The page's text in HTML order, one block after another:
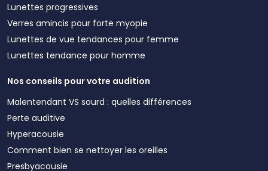
Lunettes progressives
Verres amincis pour forte myopie
Lunettes de vue tendances pour femme
Lunettes tendance pour homme
Nos conseils pour votre audition
Malentendant VS sourd : quelles différences
Perte auditive
Hyperacousie
Comment bien se nettoyer les oreilles
Presbyacousie